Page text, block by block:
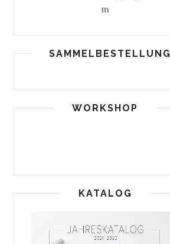
m
SAMMELBESTELLUNG
WORKSHOP
KATALOG